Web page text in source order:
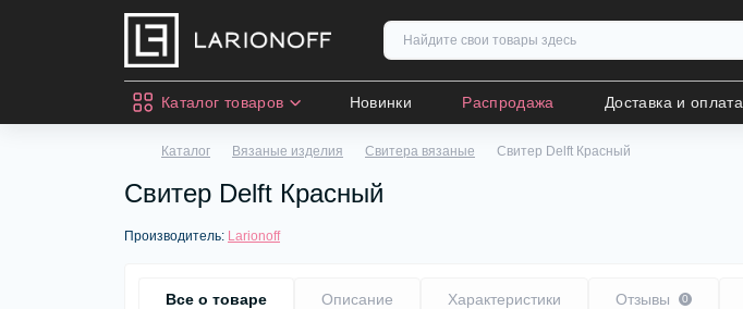
Каталог товаров Новинки Распродажа Доставка и оплата
Каталог Вязаные изделия Свитера вязаные Свитер Delft Красный
Свитер Delft Красный
Производитель: Larionoff
Все о товаре Описание Характеристики Отзывы 0